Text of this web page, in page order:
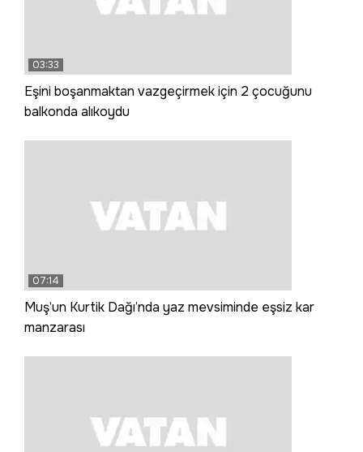
03:33
Eşini boşanmaktan vazgeçirmek için 2 çocuğunu
balkonda alıkoydu
07:14
Muş’un Kurtik Dağı’nda yaz mevsiminde eşsiz kar
manzarası